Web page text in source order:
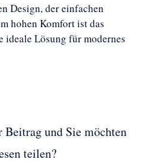
Design, der einfachen
hohen Komfort ist das
ideale Lösung für modernes
und Sie möchten
teilen?